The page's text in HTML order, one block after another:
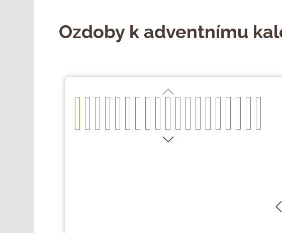
Ozdoby k adventnímu